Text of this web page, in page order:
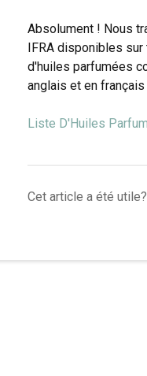
Absolument ! Nous
IFRA disponibles
d'huiles parfumées
anglais et en français
Liste D'Huiles
Cet article a été utile?